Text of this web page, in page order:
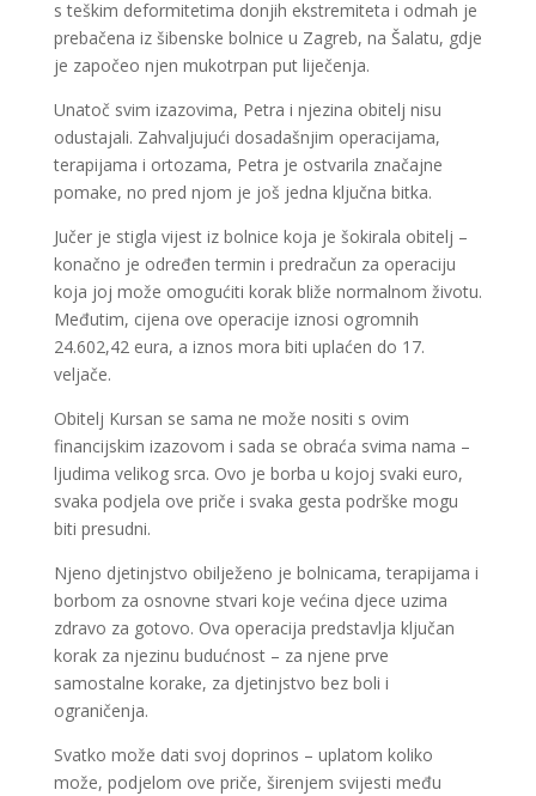
s teškim deformitetima donjih ekstremiteta i odmah je
prebačena iz šibenske bolnice u Zagreb, na Šalatu, gdje
je započeo njen mukotrpan put liječenja.
Unatoč svim izazovima, Petra i njezina obitelj nisu
odustajali. Zahvaljujući dosadašnjim operacijama,
terapijama i ortozama, Petra je ostvarila značajne
pomake, no pred njom je još jedna ključna bitka.
Jučer je stigla vijest iz bolnice koja je šokirala obitelj –
konačno je određen termin i predračun za operaciju
koja joj može omogućiti korak bliže normalnom životu.
Međutim, cijena ove operacije iznosi ogromnih
24.602,42 eura, a iznos mora biti uplaćen do 17.
veljače.
Obitelj Kursan se sama ne može nositi s ovim
financijskim izazovom i sada se obraća svima nama –
ljudima velikog srca. Ovo je borba u kojoj svaki euro,
svaka podjela ove priče i svaka gesta podrške mogu
biti presudni.
Njeno djetinjstvo obilježeno je bolnicama, terapijama i
borbom za osnovne stvari koje većina djece uzima
zdravo za gotovo. Ova operacija predstavlja ključan
korak za njezinu budućnost – za njene prve
samostalne korake, za djetinjstvo bez boli i
ograničenja.
Svatko može dati svoj doprinos – uplatom koliko
može, podjelom ove priče, širenjem svijesti među